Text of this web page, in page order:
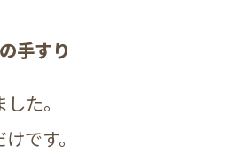
手すり
た。
です。